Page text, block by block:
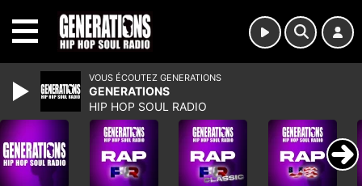
VOUS ÉCOUTEZ GENERATIONS
GENERATIONS
HIP HOP SOUL RADIO